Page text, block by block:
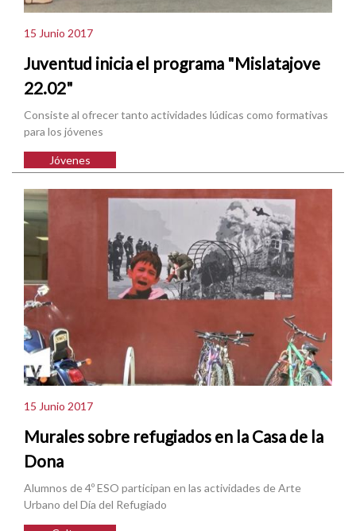
15 Junio 2017
Juventud inicia el programa "Mislatajove
22.02"
Consiste al ofrecer tanto actividades lúdicas como formativas
para los jóvenes
Jóvenes
15 Junio 2017
Murales sobre refugiados en la Casa de la
Dona
Alumnos de 4º ESO participan en las actividades de Arte
Urbano del Día del Refugiado